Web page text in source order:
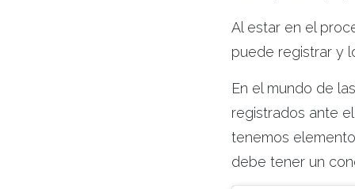
Al estar en el
puede registrar y
En el mundo de
registrados ante
tenemos
debe tener un